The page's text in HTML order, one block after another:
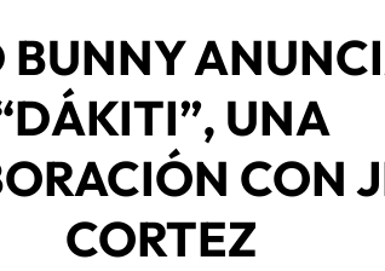
BUNNY
UNA
CON
CORTEZ